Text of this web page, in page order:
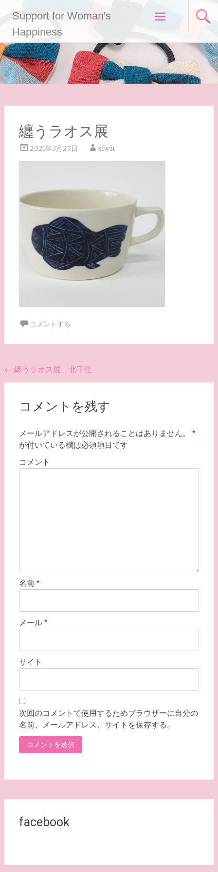
ン
ン
ツ
へ
ス
Support for Woman's
Happiness
纏うラオス展
2021年3月27日 sfwh
コメントする
投
稿
← 纏うラオス展 北千住
コメントを残す
メールアドレスが公開されることはありません。
*
が付いている欄は必須項目です
コメント
名前 *
メール *
サイト
次回のコメントで使用するためブラウザーに自分の
名前、メールアドレス、サイトを保存する。
facebook